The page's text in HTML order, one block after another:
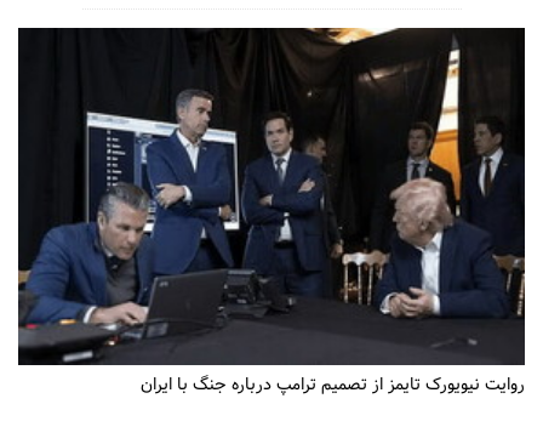
روایت نیویورک تایمز از تصمیم ترامپ درباره جنگ با ایران